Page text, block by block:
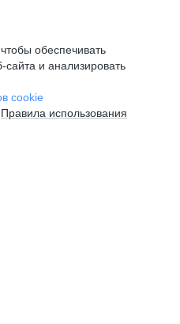
обеспечивать
и анализировать
cookie
Правила использования